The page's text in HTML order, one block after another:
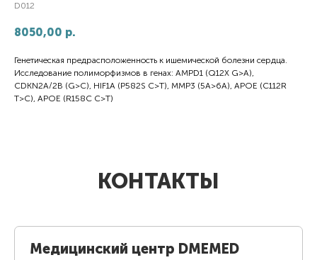
D012
8050,00 р.
Генетическая предрасположенность к ишемической болезни сердца.
Исследование полиморфизмов в генах: AMPD1 (Q12X G>A),
CDKN2A/2B (G>C), HIF1A (P582S C>T), MMP3 (5А>6А), APOE (C112R
T>C), APOE (R158C C>T)
КОНТАКТЫ
Медицинский центр DMEMED